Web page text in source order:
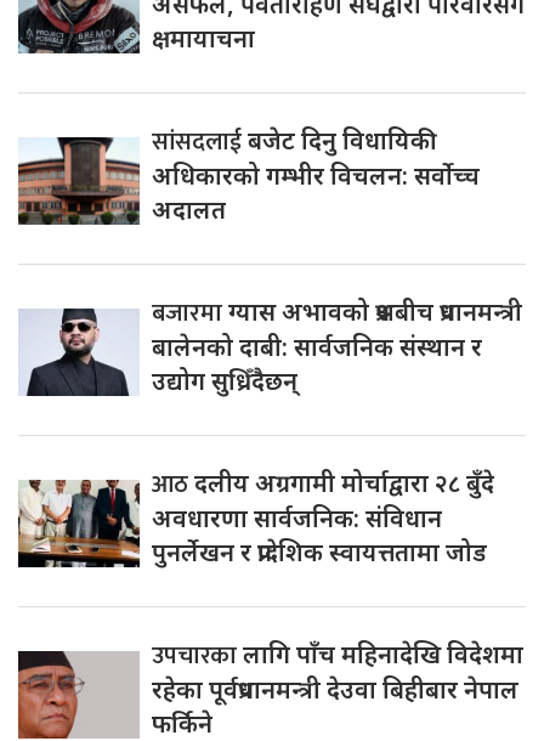
क्षमायाचना
सांसदलाईबजेट दिनु विधायिकी
अधिकारको गम्भीर विचलन: सर्वोच्च
अदालत
बजारमाग्यास अभावको प्रश्नबीच प्रधानमन्त्री
बालेनको दाबी: सार्वजनिक संस्थान र
उद्योग सुध्रिँदैछन्
आठदलीय अग्रगामी मोर्चाद्वारा २८ बुँदे
अवधारणा सार्वजनिक: संविधान
पुनर्लेखन र प्रादेशिक स्वायत्ततामा जोड
उपचारकालागि पाँच महिनादेखि विदेशमा
रहेका पूर्वप्रधानमन्त्री देउवा बिहीबार नेपाल
फर्किने